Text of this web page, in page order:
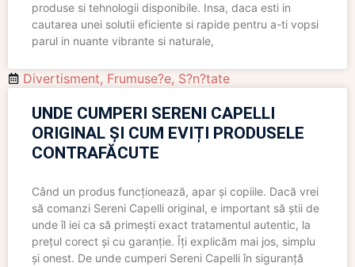
produse si tehnologii disponibile. Insa, daca esti in
cautarea unei solutii eficiente si rapide pentru a-ti vopsi
parul in nuante vibrante si naturale,
Divertisment, Frumuse?e, S?n?tate
UNDE CUMPERI SERENI CAPELLI
ORIGINAL ȘI CUM EVIȚI PRODUSELE
CONTRAFĂCUTE
Când un produs funcționează, apar și copiile. Dacă vrei
să comanzi Sereni Capelli original, e important să știi de
unde îl iei ca să primești exact tratamentul autentic, la
prețul corect și cu garanție. Îți explicăm mai jos, simplu
și onest. De unde cumperi Sereni Capelli în siguranță